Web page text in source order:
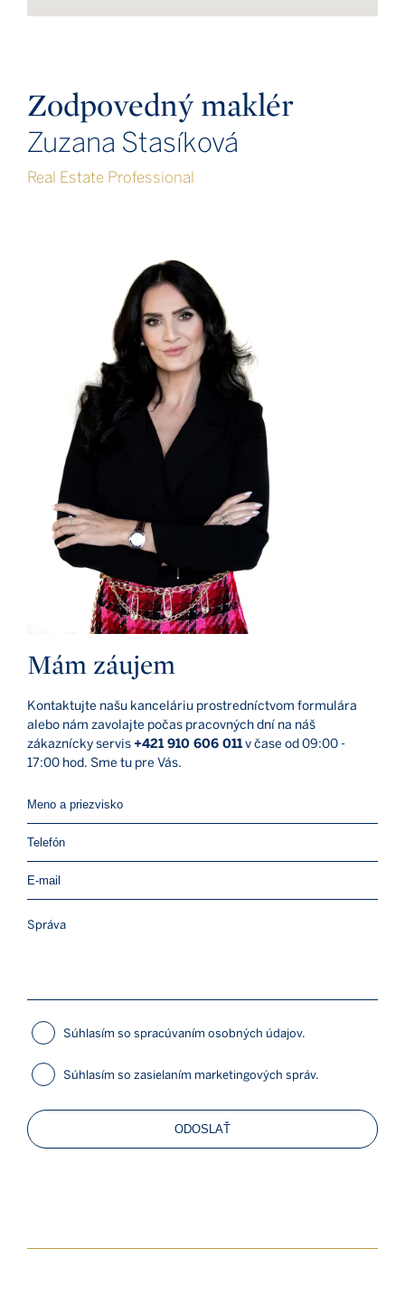
Zodpovedný maklér
Zuzana Stasíková
Real Estate Professional
Mám záujem
Kontaktujte našu kanceláriu prostredníctvom formulára
alebo nám zavolajte počas pracovných dní na náš
zákaznícky servis +421 910 606 011v čase od 09:00 -
17:00 hod. Sme tu pre Vás.
Súhlasím so spracúvaním osobných údajov.
Súhlasím so zasielaním marketingových správ.
ODOSLAŤ